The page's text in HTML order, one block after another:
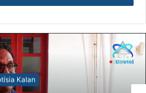
Kalan